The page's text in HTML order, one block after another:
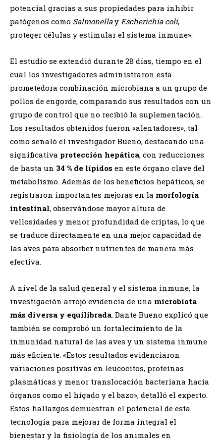
potencial gracias a sus propiedades para inhibir
patógenos como Salmonellay Escherichia coli,
proteger células y estimular el sistema inmune».
El estudio se extendió durante 28 días, tiempo en el
cual los investigadores administraron esta
prometedora combinación microbiana a un grupo de
pollos de engorde, comparando sus resultados con un
grupo de control que no recibió la suplementación.
Los resultados obtenidos fueron «alentadores», tal
como señaló el investigador Bueno, destacando una
significativa protección hepática, con reducciones
de hasta un 34 % de lípidos en este órgano clave del
metabolismo. Además de los beneficios hepáticos, se
registraron importantes mejoras en la morfología
intestinal, observándose mayor altura de
vellosidades y menor profundidad de criptas, lo que
se traduce directamente en una mejor capacidad de
las aves para absorber nutrientes de manera más
efectiva.
A nivel de la salud general y el sistema inmune, la
investigación arrojó evidencia de una microbiota
más diversa y equilibrada. Dante Bueno explicó que
también se comprobó un fortalecimiento de la
inmunidad natural de las aves y un sistema inmune
más eficiente. «Estos resultados evidenciaron
variaciones positivas en leucocitos, proteínas
plasmáticas y menor translocación bacteriana hacia
órganos como el hígado y el bazo», detalló el experto.
Estos hallazgos demuestran el potencial de esta
tecnología para mejorar de forma integral el
bienestar y la fisiología de los animales en